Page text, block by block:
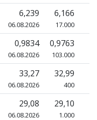
6,239
06.08.2026
6,166
17.000
0,9834
06.08.2026
0,9763
103.000
33,27
06.08.2026
32,99
400
29,08
06.08.2026
29,10
1.000